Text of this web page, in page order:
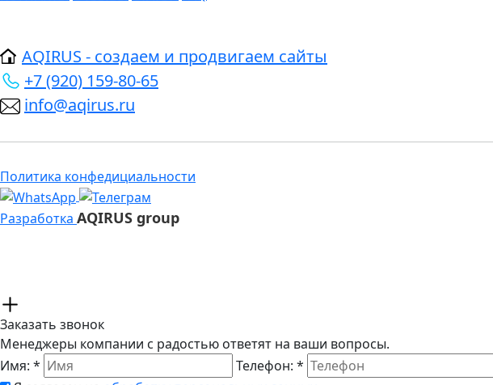
AQIRUS - создаем и продвигаем сайты
+7 (920) 159-80-65
info@aqirus.ru
Политика конфедициальности
Разработка AQIRUS group
Заказать звонок
Менеджеры компании с радостью ответят на ваши вопросы.
Имя: * Телефон: *